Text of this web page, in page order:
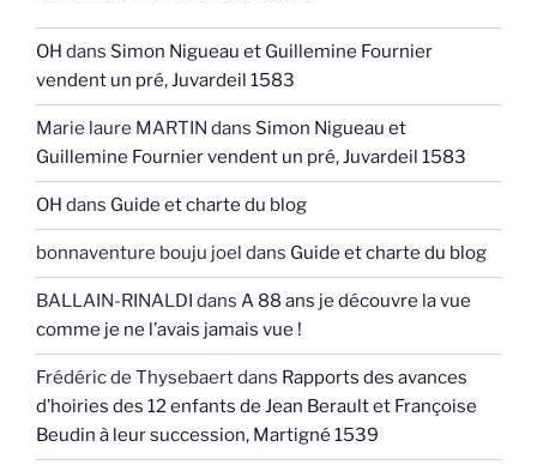
OH dans Simon Nigueau et Guillemine Fournier
vendent un pré, Juvardeil 1583
Marie laure MARTIN dans Simon Nigueau et
Guillemine Fournier vendent un pré, Juvardeil 1583
OH dans Guide et charte du blog
bonnaventure bouju joel dans Guide et charte du blog
BALLAIN-RINALDI dans A 88 ans je découvre la vue
comme je ne l’avais jamais vue !
Frédéric de Thysebaertdans Rapports des avances
d’hoiries des 12 enfants de Jean Berault et Françoise
Beudin à leur succession, Martigné 1539